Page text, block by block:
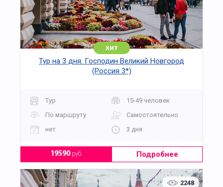
хит
Тур на 3 дня: Господин Великий Новгород
(Россия 3*)
Тур
15-49 человек
По маршруту
Самостоятельно
нет
3 дня
19590руб. Подробнее
2248